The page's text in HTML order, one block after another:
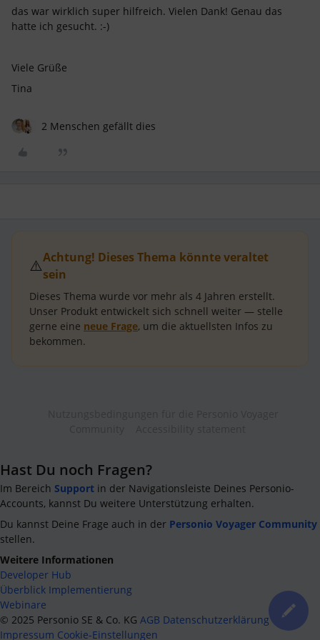
das war wirklich super hilfreich. Vielen Dank! Genau das
hatte ich gesucht. :-)
Viele Grüße
Tina
2 Menschen gefällt dies
⚠️Achtung! Dieses Thema könnte veraltet
sein
Dieses Thema wurde vor mehr als 4 Jahren erstellt.
Unser Produkt entwickelt sich schnell weiter — stelle
gerne eine neue Frage, um die aktuellsten Infos zu
bekommen.
Hast Du noch Fragen?
Im Bereich Support in der Navigationsleiste Deines Personio-
Accounts, kannst Du weitere Unterstützung erhalten.
Du kannst Deine Frage auch in der Personio Voyager Community
stellen.
Weitere Informationen
Developer Hub
Überblick Implementierung
Webinare
© 2025 Personio SE & Co. KG AGB Datenschutzerklärung
Impressum Cookie-Einstellungen